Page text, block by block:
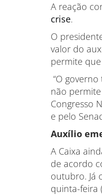
A reação
crise.
O
valor do
permite
“O
não
Congresso
e pelo
Auxílio
A Caixa
de acordo
outubro. Já
quinta-feira